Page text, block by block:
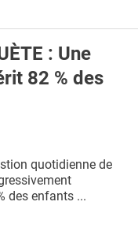
: Une
82 % des
quotidienne de
des enfants ...